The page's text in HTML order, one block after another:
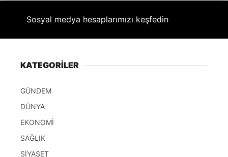
Sosyal medya hesaplarımızı keşfedin
KATEGORİLER
GÜNDEM
DÜNYA
EKONOMİ
SAĞLIK
SİYASET